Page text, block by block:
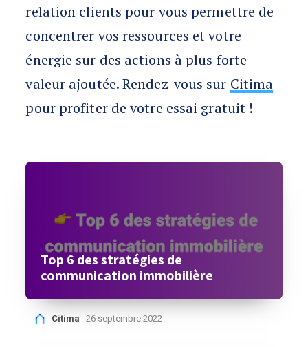
relation clients pour vous permettre de
concentrer vos ressources et votre
énergie sur des actions à plus forte
valeur ajoutée. Rendez-vous sur Citima
pour profiter de votre essai gratuit !
Top 6 des stratégies de
communication immobilière
Citima 26 septembre 2022